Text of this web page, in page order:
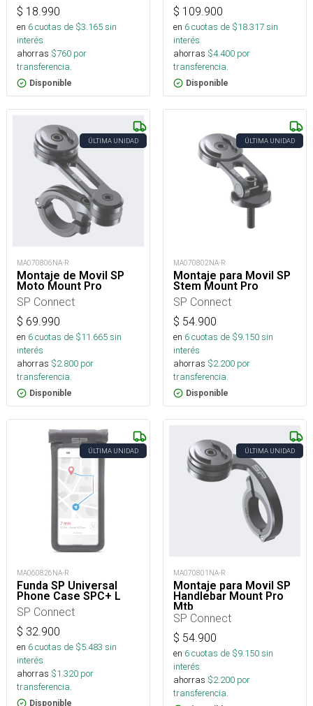
$ 18.990
en 6cuotas de $3.165sin
interés
ahorras $760 por
transferencia.
Disponible
$ 109.900
en 6cuotas de $18.317sin
interés
ahorras $4.400 por
transferencia.
Disponible
ÚLTIMA UNIDAD
MA070806NA-R
Montaje de Movil SP
Moto Mount Pro
SP Connect
$ 69.990
en 6cuotas de $11.665sin
interés
ahorras $2.800 por
transferencia.
Disponible
ÚLTIMA UNIDAD
MA070802NA-R
Montaje para Movil SP
Stem Mount Pro
SP Connect
$ 54.900
en 6cuotas de $9.150sin
interés
ahorras $2.200 por
transferencia.
Disponible
ÚLTIMA UNIDAD
MA060826NA-R
Funda SP Universal
Phone Case SPC+ L
SP Connect
$ 32.900
en 6cuotas de $5.483 sin
interés
ahorras $1.320 por
transferencia.
Disponible
ÚLTIMA UNIDAD
MA070801NA-R
Montaje para Movil SP
Handlebar Mount Pro
Mtb
SP Connect
$ 54.900
en 6cuotas de $9.150sin
interés
ahorras $2.200 por
transferencia.